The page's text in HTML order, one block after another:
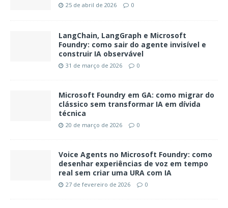
25 de abril de 2026 0
LangChain, LangGraph e Microsoft
Foundry: como sair do agente invisível e
construir IA observável
31 de março de 2026 0
Microsoft Foundry em GA: como migrar do
clássico sem transformar IA em dívida
técnica
20 de março de 2026 0
Voice Agents no Microsoft Foundry: como
desenhar experiências de voz em tempo
real sem criar uma URA com IA
27 de fevereiro de 2026 0